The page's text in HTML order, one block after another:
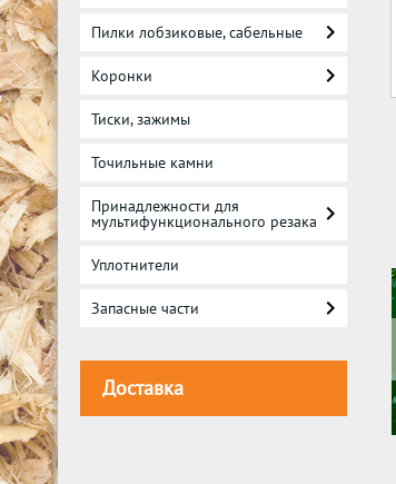
Пилки лобзиковые, сабельные
Коронки
Тиски, зажимы
Точильные камни
Принадлежности для
мультифункционального резака
Уплотнители
Запасные части
Доставка